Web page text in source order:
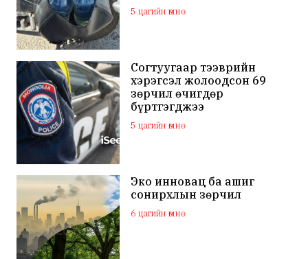
5 цагийн өмнө
Согтуугаар тээврийн
хэрэгсэл жолоодсон 69
зөрчил өчигдөр
бүртгэгджээ
5 цагийн өмнө
Эко инновац ба ашиг
сонирхлын зөрчил
6 цагийн өмнө